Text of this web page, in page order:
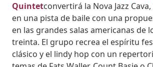
Quintetconvertirá la Nova Jazz
en una pista de baile con una
en las grandes salas americanas de
treinta. El grupo recrea el espíritu
clásico y el lindy hop con un